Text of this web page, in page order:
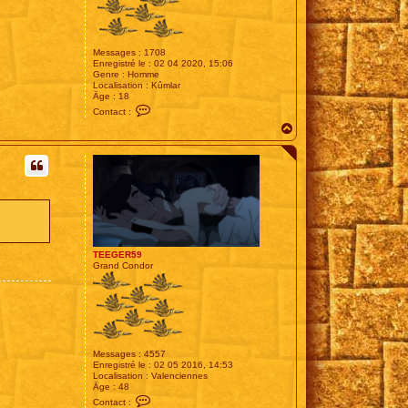
Messages : 1708
Enregistré le : 02 04 2020, 15:06
Genre : Homme
Localisation : Kûmlar
Âge : 18
Contact :
t
E
t
e
a
u
TEEGER59
Grand Condor
Messages : 4557
Enregistré le : 02 05 2016, 14:53
Localisation : Valenciennes
Âge : 48
Contact :